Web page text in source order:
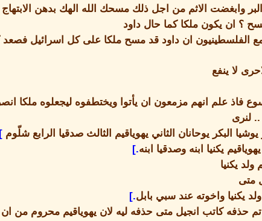
وابغضت الاثم من اجل ذلك مسحك الله الهك بدهن
؟ ان يكون ملكا كما حال داود
الفلسطينيون ان داود قد مسح ملكا على كل اسرائيل فصعد
لا ينفع
فاذ علم انهم مزمعون ان يأتوا ويختطفوه ليجعلوه ملكا
.. لنرى
يوشيا البكر يوحانان الثاني يهوياقيم الثالث صدقيا الرابع شلّوم ]
يهوياقيم يكنيا ابنه وصدقيا ابنه.]
ولد يكنيا
متى
يكنيا واخوته عند سبي بابل.]
تم حذفه كاتب انجيل متى حذفه ليه لان يهوياقيم محروم